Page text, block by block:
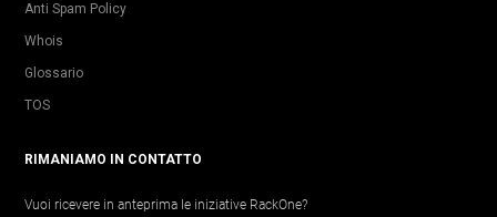
Anti Spam Policy
Whois
Glossario
TOS
RIMANIAMO IN CONTATTO
Vuoi ricevere in anteprima le iniziative RackOne?